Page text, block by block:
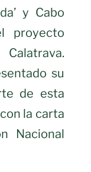
y Cabo
proyecto
Calatrava.
su
de esta
la carta
Nacional